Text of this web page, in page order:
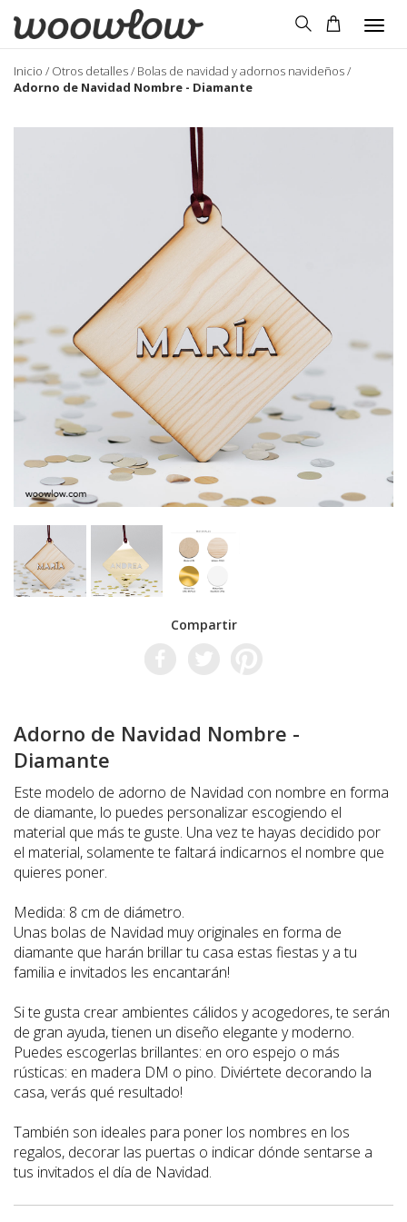
Inicio / Otros detalles/ Bolas de navidad y adornos navideños/
Adorno de Navidad Nombre - Diamante
Compartir
Adorno de Navidad Nombre -
Diamante
Este modelo de adorno de Navidad con nombre en forma
de diamante, lo puedes personalizar escogiendo el
material que más te guste. Una vez te hayas decidido por
el material, solamente te faltará indicarnos el nombre que
quieres poner.
Medida: 8 cm de diámetro.
Unas bolas de Navidad muy originales en forma de
diamante que harán brillar tu casa estas fiestas y a tu
familia e invitados les encantarán!
Si te gusta crear ambientes cálidos y acogedores, te serán
de gran ayuda, tienen un diseño elegante y moderno.
Puedes escogerlas brillantes: en oro espejo o más
rústicas: en madera DM o pino. Diviértete decorando la
casa, verás qué resultado!
También son ideales para poner los nombres en los
regalos, decorar las puertas o indicar dónde sentarse a
tus invitados el día de Navidad.